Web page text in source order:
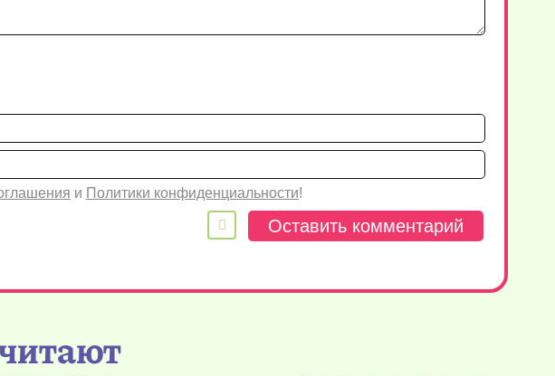
Имя*
Email
и Политики конфиденциальности!